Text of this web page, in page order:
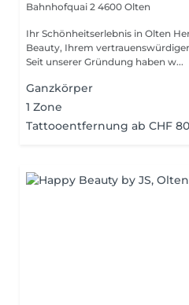
Bahnhofquai 2 4600 Olten
Ihr Schönheitserlebnis in Olten Herzlich willkommen bei Ipek
Beauty, Ihrem
Seit unserer Gründung haben w...
Ganzkörper
1 Zone
Tattooentfernung ab CHF 80